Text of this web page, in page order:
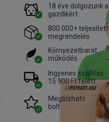
18 éve dolgozunk a
gazdikért
800 000+ teljesített
megrendelés
Környezetbarát
működés
Ingyenes szállítás
15 900 Ft felett
Megbízható
bolt